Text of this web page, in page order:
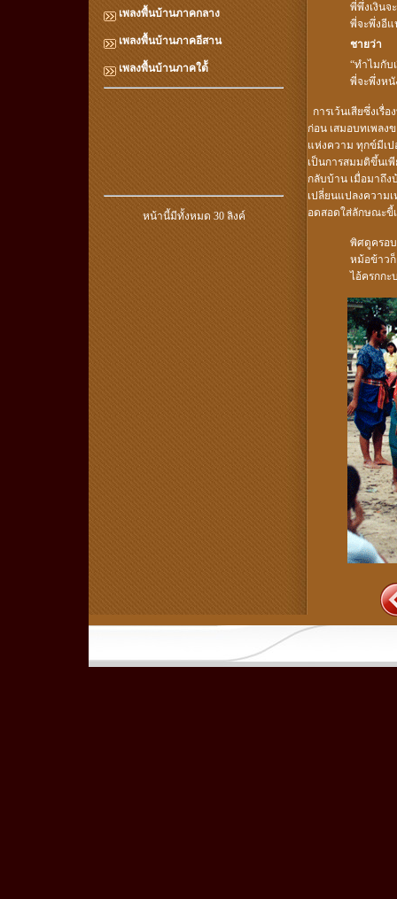
เพลงพื้นบ้านภาคกลาง
เพลงพื้นบ้านภาคอีสาน
เพลงพื้นบ้านภาคใต้
หน้านี้มีทั้งหมด 30 ลิงค์
พี่พึ่งเงินจ
พี่จะพึ่งอีแ
ชายว่า
“ทำไมกับ
พี่จะพึ่งหนั
การเว้นเสียซึ่งเรื่
ก่อน เสมอบทเพลง
แห่งความ ทุกข์มีเ
เป็นการสมมติขึ้นเ
กลับบ้าน เมื่อมาถึ
เปลี่ยนแปลงความ
อดสอดใส่ลักษณะขี้
พิศดูครอ
หม้อข้าวก็
ไอ้ครกกะ